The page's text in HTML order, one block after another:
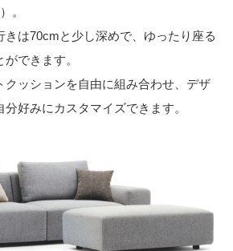
。
きは70cmと少し深めで、ゆったり座る
できます。
クッションを自由に組み合わせ、デザ
好みにカスタマイズできます。